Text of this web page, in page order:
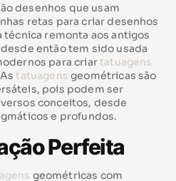
desenhos que usam
retas para criar desenhos
técnica remonta aos antigos
então tem sido usada
para criar tatuagens
tatuagens geométricas são
pois podem ser
conceitos, desde
e profundos.
Perfeita
geométricas com